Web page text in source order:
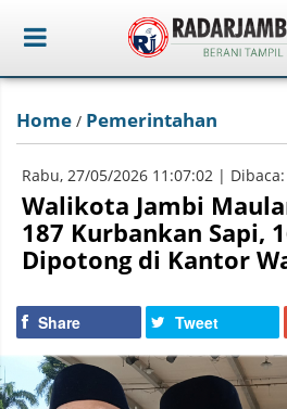
Home / Pemerintahan
Rabu, 27/05/2026 11:07:02 |
Walikota Jambi
187 Kurbankan Sapi,
Dipotong di Kantor
Share Tweet